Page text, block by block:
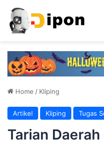
Home / Kliping
Artikel Kliping Tugas
Tarian